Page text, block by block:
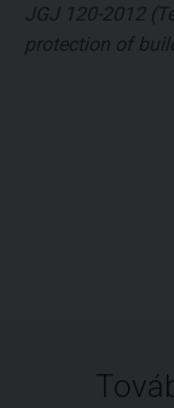
JGJ 120-2012
protection of